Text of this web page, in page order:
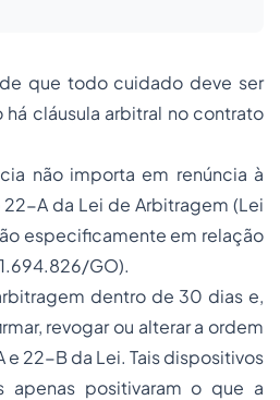
que todo cuidado deve ser
cláusula arbitral no contrato
não importa em renúncia à
A da Lei de Arbitragem (Lei
especificamente em relação
GO).
dentro de 30 dias e,
revogar ou alterar a ordem
22-B da Lei. Tais dispositivos
apenas positivaram o que a